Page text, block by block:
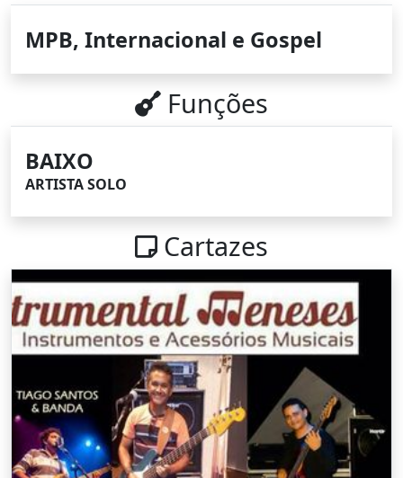
MPB, Internacional e Gospel
Funções
BAIXO
ARTISTA SOLO
Cartazes